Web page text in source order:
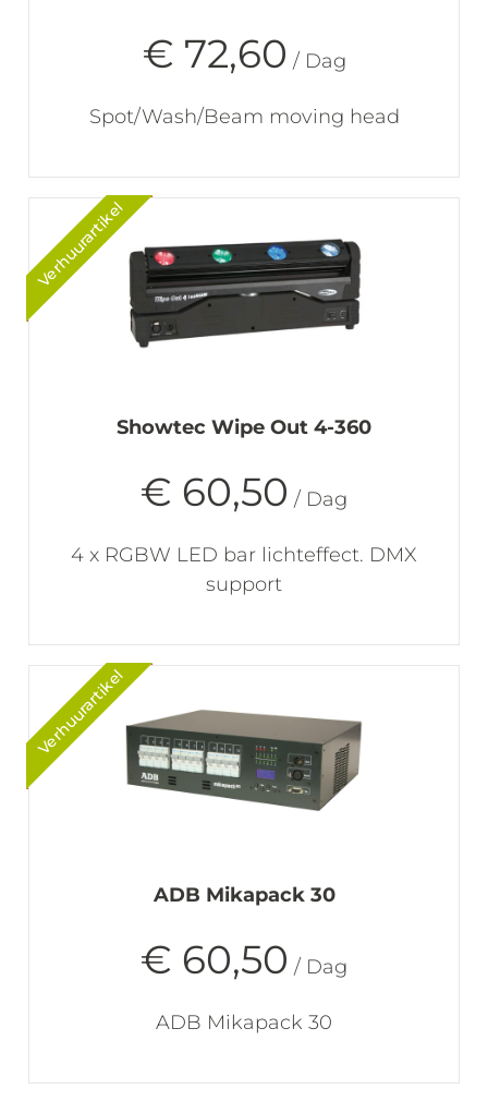
€ 72,60 / Dag
Spot/Wash/Beam moving head
Showtec Wipe Out 4-360
€ 60,50 / Dag
4 x RGBW LED bar lichteffect. DMX
support
Verhuurartikel
ADB Mikapack 30
€ 60,50 / Dag
ADB Mikapack 30
Verhuurartikel